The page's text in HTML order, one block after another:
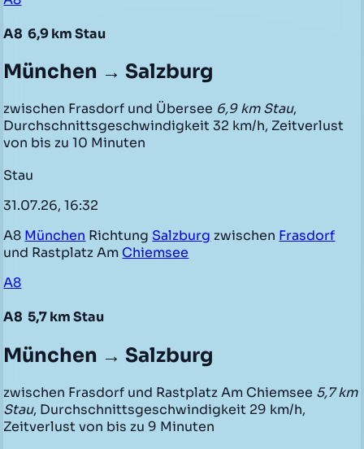
A8 6,9 km Stau
München → Salzburg
zwischen Frasdorf und Übersee 6,9 km Stau,
Durchschnittsgeschwindigkeit 32 km/h, Zeitverlust
von bis zu 10 Minuten
Stau
31.07.26, 16:32
A8 München Richtung Salzburg zwischen Frasdorf
und Rastplatz Am Chiemsee
A8
A8 5,7 km Stau
München → Salzburg
zwischen Frasdorf und Rastplatz Am Chiemsee 5,7 km
Stau, Durchschnittsgeschwindigkeit 29 km/h,
Zeitverlust von bis zu 9 Minuten